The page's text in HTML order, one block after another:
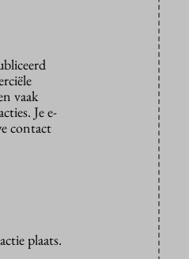
vaak
Je e-
contact
plaats.